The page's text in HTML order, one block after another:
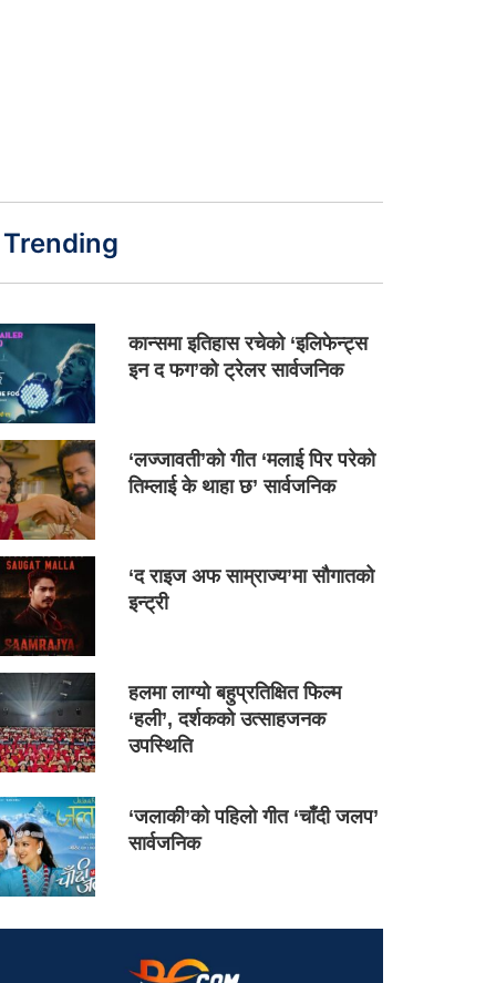
Trending
कान्समा इतिहास रचेको ‘इलिफेन्ट्स
इन द फग’को ट्रेलर सार्वजनिक
‘लज्जावती’को गीत ‘मलाई पिर परेको
तिम्लाई के थाहा छ’ सार्वजनिक
‘द राइज अफ साम्राज्य’मा सौगातको
इन्ट्री
हलमा लाग्यो बहुप्रतिक्षित फिल्म
‘हली’, दर्शकको उत्साहजनक
उपस्थिति
‘जलाकी’को पहिलो गीत ‘चाँदी जलप’
सार्वजनिक